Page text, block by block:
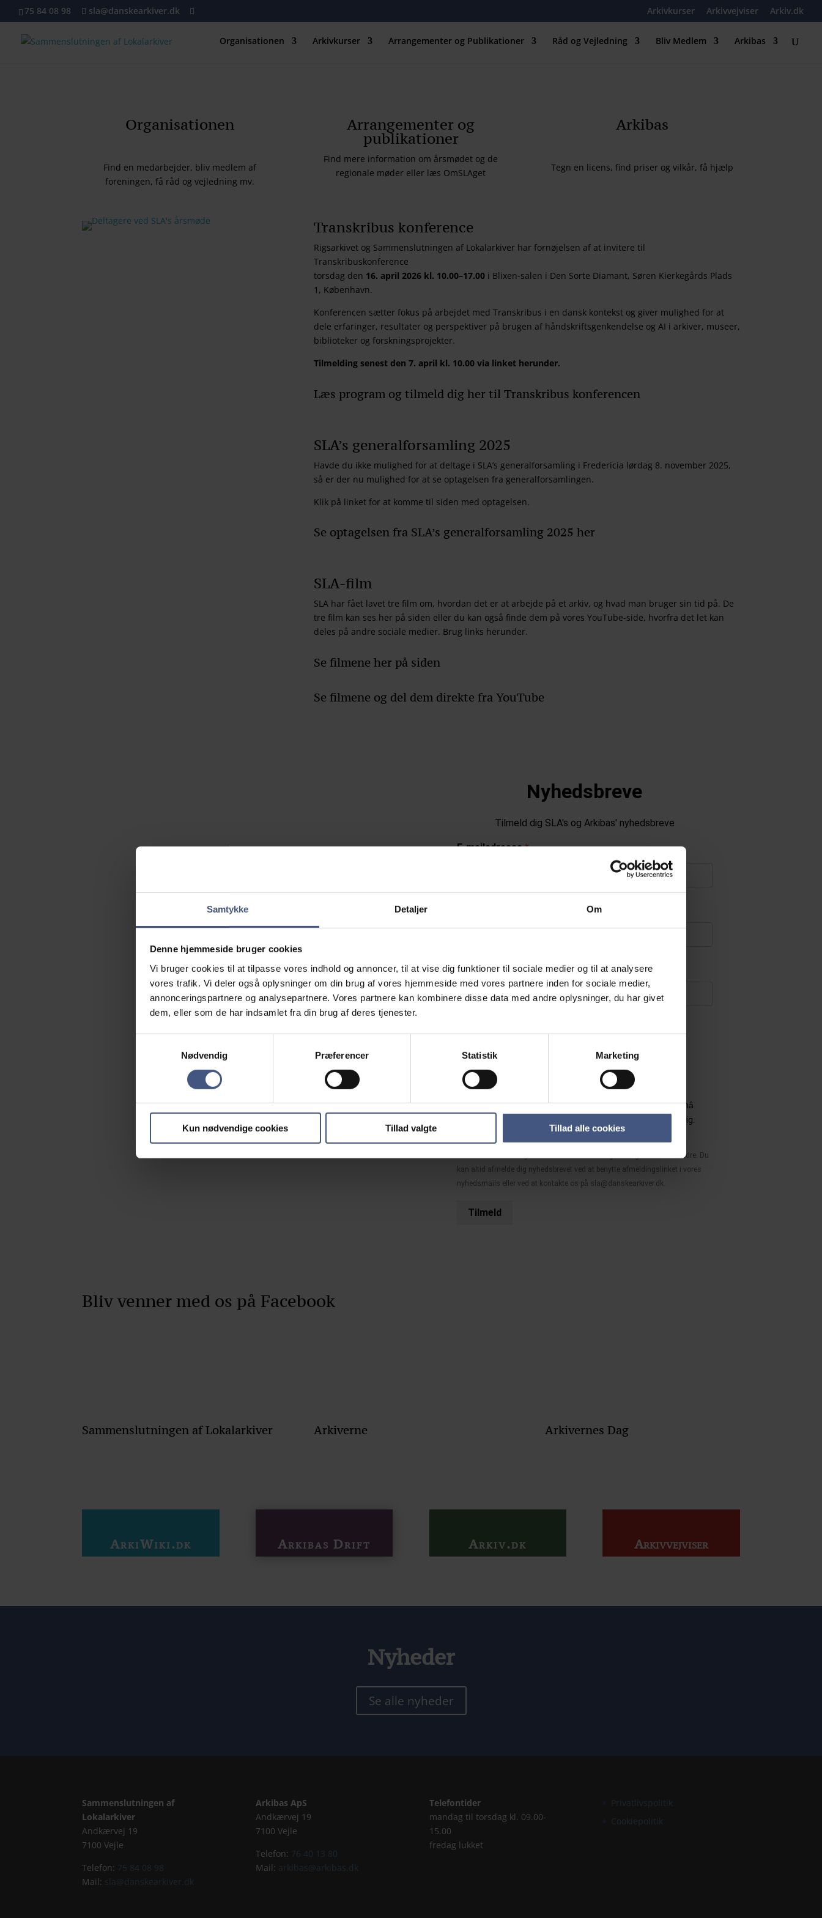
Samtykke Detaljer Om
Denne hjemmeside bruger cookies
Vi bruger cookies til at tilpasse vores indhold og annoncer, til at vise dig funktioner til sociale medier og til at analysere
vores trafik. Vi deler også oplysninger om din brug af vores hjemmeside med vores partnere inden for sociale medier,
annonceringspartnere og analysepartnere. Vores partnere kan kombinere disse data med andre oplysninger, du har givet
dem, eller som de har indsamlet fra din brug af deres tjenester.
Nødvendig
Præferencer Statistik Marketing
Kun nødvendige cookies Tillad valgte Tillad alle cookies
75 84 08 98 sla@danskearkiver.dk Arkivkurser Arkivvejviser Arkiv.dk
Organisationen Arkivkurser Arrangementer og Publikationer Råd og Vejledning Bliv Medlem Arkibas
Organisationen
Find en medarbejder, bliv medlem af
foreningen, få råd og vejledning mv.
Arrangementer og
publikationer
Find mere information om årsmødet og de
regionale møder eller læs OmSLAget
Arkibas
Tegn en licens, find priser og vilkår, få hjælp
Transkribus konference
Rigsarkivet og Sammenslutningen af Lokalarkiver har fornøjelsen af at invitere til
Transkribuskonference
torsdag den 16. april 2026 kl. 10.00–17.00i Blixen-salen i Den Sorte Diamant, Søren Kierkegårds Plads
1, København.
Konferencen sætter fokus på arbejdet med Transkribus i en dansk kontekst og giver mulighed for at
dele erfaringer, resultater og perspektiver på brugen af håndskriftsgenkendelse og AI i arkiver, museer,
biblioteker og forskningsprojekter.
Tilmelding senest den 7. april kl. 10.00 via linket herunder.
Læs program og tilmeld dig her til Transkribus konferencen
SLA’s generalforsamling 2025
Havde du ikke mulighed for at deltage i SLA’s generalforsamling i Fredericia lørdag 8. november 2025,
så er der nu mulighed for at se optagelsen fra generalforsamlingen.
Klik på linket for at komme til siden med optagelsen.
Se optagelsen fra SLA’s generalforsamling 2025 her
SLA-film
SLA har fået lavet tre film om, hvordan det er at arbejde på et arkiv, og hvad man bruger sin tid på. De
tre film kan ses her på siden eller du kan også finde dem på vores YouTube-side, hvorfra det let kan
deles på andre sociale medier. Brug links herunder.
Se filmene her på siden
Se filmene og del dem direkte fra YouTube
Nyhedsbreve
Tilmeld dig SLA's og Arkibas' nyhedsbreve
E-mailadresse
Efternavn
Jeg tilmelder mig hermed SLA's og/eller Arkibas'
nyhedsbrev(e), og giver samtidig samtykke til, at SLA må
behandle og opbevare de indtastede oplysninger om mig.
privatlivspolitik.
Din mailadresse bruges ikke til andre formål og videregives ikke til andre. Du
kan altid afmelde dig nyhedsbrevet ved at benytte afmeldingslinket i vores
nyhedsmails eller ved at kontakte os på sla@danskearkiver.dk.
Tilmeld
Bliv venner med os på Facebook
Sammenslutningen af Lokalarkiver Arkiverne Arkivernes Dag
ArkiWiki.dk Arkibas Drift Arkiv.dk Arkivvejviser
Nyheder
Se alle nyheder
Sammenslutningen af
Lokalarkiver
Andkærvej 19
7100 Vejle
Telefon: 75 84 08 98
Mail: sla@danskearkiver.dk
Arkibas ApS
Andkærvej 19
7100 Vejle
Telefon: 76 40 13 80
Mail: arkibas@arkibas.dk
Telefontider
mandag til torsdag kl. 09.00-
15.00
fredag lukket
Privatlivspolitik
Cookiepolitik